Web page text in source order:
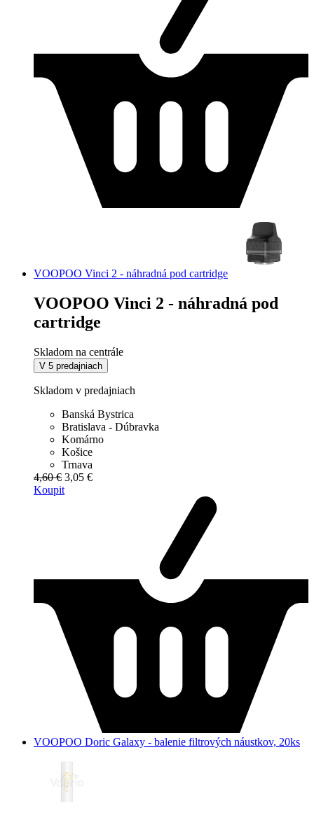
VOOPOO Vinci 2 - náhradná pod cartridge
VOOPOO Vinci 2 - náhradná pod
cartridge
Skladom na centrále
V 5 predajniach
Skladom v predajniach
Banská Bystrica
Bratislava - Dúbravka
Komárno
Košice
Trnava
4,60 € 3,05 €
Koupit
VOOPOO Doric Galaxy - balenie filtrových náustkov, 20ks